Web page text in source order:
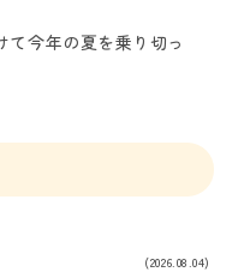
今年の夏を乗り切っ
(2026.08.04)